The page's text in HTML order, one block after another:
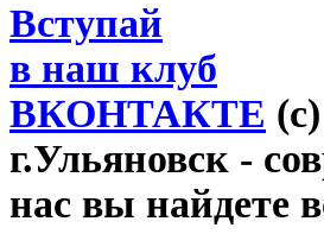
Вступай
в наш клуб
ВКОНТАКТЕ
г.Ульяновск -
нас вы найдете